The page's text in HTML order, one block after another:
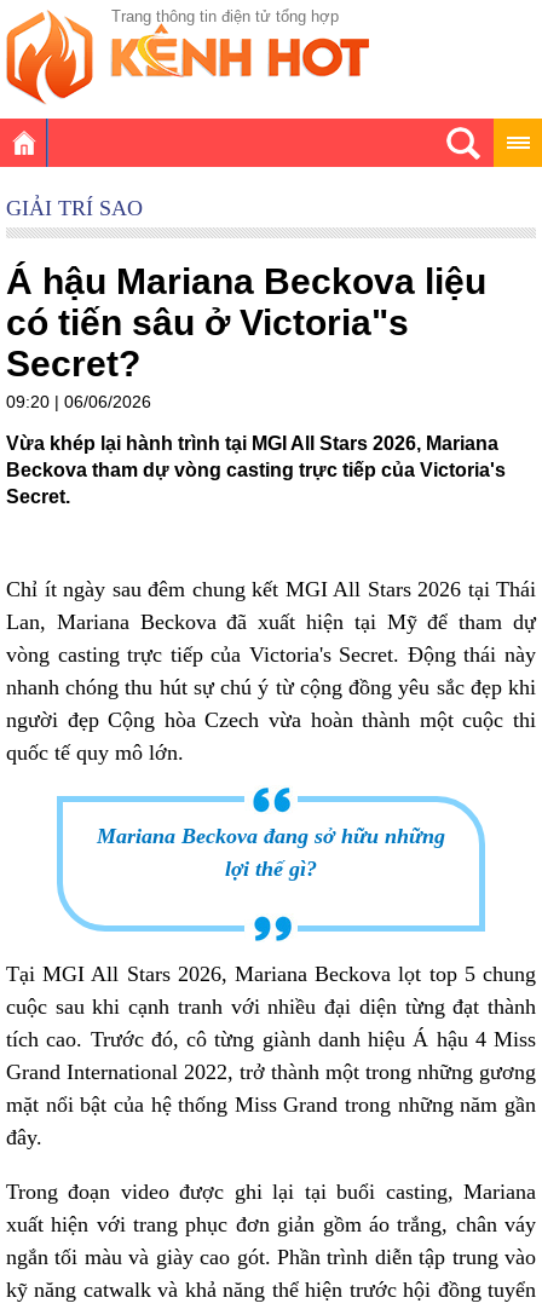
Trang thông tin điện tử tổng hợp
GIẢI TRÍ SAO
Á hậu Mariana Beckova liệu
có tiến sâu ở Victoria"s
Secret?
09:20 | 06/06/2026
Vừa khép lại hành trình tại MGI All Stars 2026, Mariana
Beckova tham dự vòng casting trực tiếp của Victoria's
Secret.
Chỉ ít ngày sau đêm chung kết MGI All Stars 2026 tại Thái
Lan, Mariana Beckova đã xuất hiện tại Mỹ để tham dự
vòng casting trực tiếp của Victoria's Secret. Động thái này
nhanh chóng thu hút sự chú ý từ cộng đồng yêu sắc đẹp khi
người đẹp Cộng hòa Czech vừa hoàn thành một cuộc thi
quốc tế quy mô lớn.
Mariana Beckova đang sở hữu những
lợi thế gì?
Tại MGI All Stars 2026, Mariana Beckova lọt top 5 chung
cuộc sau khi cạnh tranh với nhiều đại diện từng đạt thành
tích cao. Trước đó, cô từng giành danh hiệu Á hậu 4 Miss
Grand International 2022, trở thành một trong những gương
mặt nổi bật của hệ thống Miss Grand trong những năm gần
đây.
Trong đoạn video được ghi lại tại buổi casting, Mariana
xuất hiện với trang phục đơn giản gồm áo trắng, chân váy
ngắn tối màu và giày cao gót. Phần trình diễn tập trung vào
kỹ năng catwalk và khả năng thể hiện trước hội đồng tuyển